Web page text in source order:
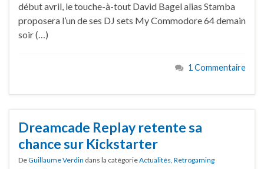
début avril, le touche-à-tout David Bagel alias Stamba
proposera l’un de ses DJ sets My Commodore 64 demain
soir (…)
1 Commentaire
Dreamcade Replay retente sa
chance sur Kickstarter
DeGuillaume Verdin dans la catégorieActualités Retrogaming